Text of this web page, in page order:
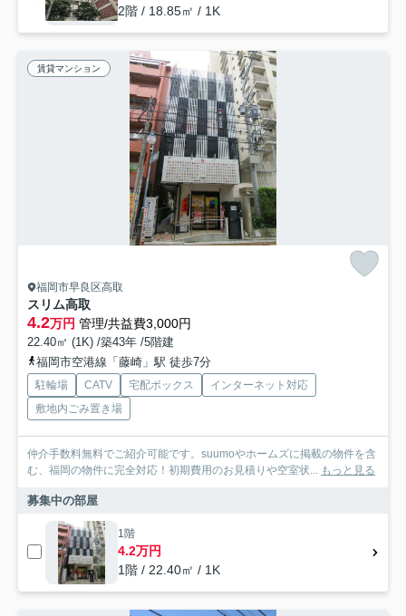
2階 / 18.85㎡ / 1K
賃貸マンション
福岡市早良区高取
スリム高取
4.2万円 管理/共益費3,000円
22.40㎡ (1K) /築43年 /5階建
福岡市空港線「藤崎」駅 徒歩7分
駐輪場 CATV 宅配ボックス
インターネット対応
敷地内ごみ置き場
仲介手数料無料でご紹介可能です。suumoやホームズに掲載の物件を含
む、福岡の物件に完全対応！初期費用のお見積りや空室状...
もっと見る
募集中の部屋
1階
4.2万円
1階 / 22.40㎡ / 1K